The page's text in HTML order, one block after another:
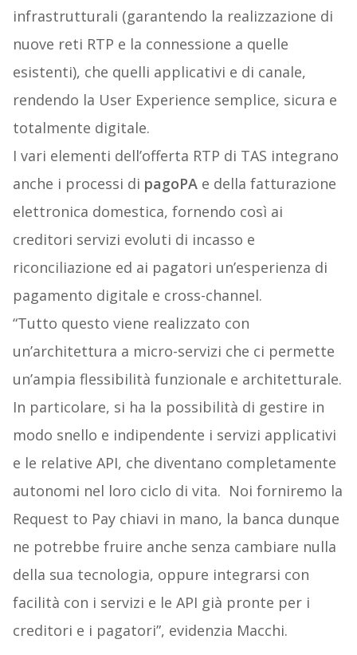
infrastrutturali (garantendo la realizzazione di
nuove reti RTP e la connessione a quelle
esistenti), che quelli applicativi e di canale,
rendendo la User Experience semplice, sicura e
totalmente digitale.
I vari elementi dell’offerta RTP di TAS integrano
anche i processi di pagoPAe della fatturazione
elettronica domestica, fornendo così ai
creditori servizi evoluti di incasso e
riconciliazione ed ai pagatori un’esperienza di
pagamento digitale e cross-channel.
“Tutto questo viene realizzato con
un’architettura a micro-servizi che ci permette
un’ampia flessibilità funzionale e architetturale.
In particolare, si ha la possibilità di gestire in
modo snello e indipendente i servizi applicativi
e le relative API, che diventano completamente
autonomi nel loro ciclo di vita. Noi forniremo la
Request to Pay chiavi in mano, la banca dunque
ne potrebbe fruire anche senza cambiare nulla
della sua tecnologia, oppure integrarsi con
facilità con i servizi e le API già pronte per i
creditori e i pagatori”, evidenzia Macchi.